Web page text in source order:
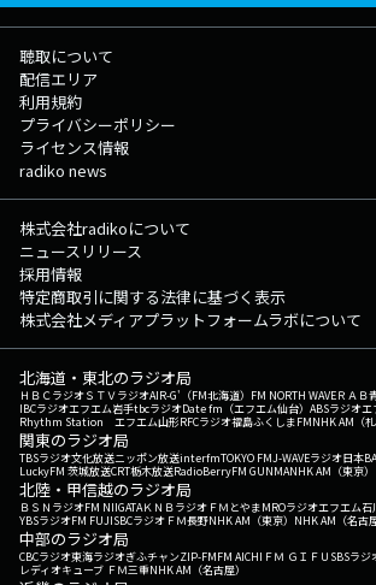
聴取について
配信エリア
利用規約
プライバシーポリシー
ライセンス情報
radiko news
株式会社radikoについて
ニュースリリース
採用情報
特定商取引に関する法律に基づく表示
株式会社メディアプラットフォームラボについて
北海道・東北のラジオ局
ＨＢＣラジオＳＴＶラジオAIR-G'（FM北海道） FM NORTH WAVEＲＡＢ
IBCラジオエフエム岩手tbcラジオDate fm（エフエム仙台） ABSラジオエ
Rhythm Station エフエム山形RFCラジオ福島ふくしまFMNHK AM（札
関東のラジオ局
TBSラジオ文化放送ニッポン放送interfmTOKYO FMJ-WAVEラジオ日本
LuckyFM 茨城放送CRT栃木放送RadioBerryFM GUNMANHK AM（東京）
北陸・甲信越のラジオ局
ＢＳＮラジオFM NIIGATAＫＮＢラジオ ＦＭとやまMROラジオエフエム石
YBSラジオFM FUJISBCラジオ ＦＭ長野NHK AM（東京） NHK AM（名古屋
中部のラジオ局
CBCラジオ東海ラジオぎふチャンZIP-FMFM AICHI ＦＭ ＧＩＦＵ SBSラジ
レディオキューブ ＦＭ三重NHK AM（名古屋）